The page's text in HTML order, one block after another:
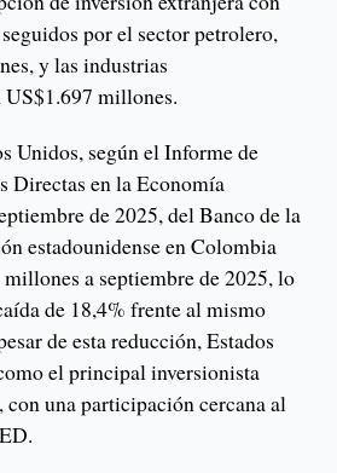
por el sector petrolero,
y las industrias
millones.
Unidos, según el Informe de
Directas en la Economía
de 2025, del Banco de la
estadounidense en Colombia
a septiembre de 2025, lo
de 18,4% frente al mismo
de esta reducción, Estados
el principal inversionista
con una participación cercana al